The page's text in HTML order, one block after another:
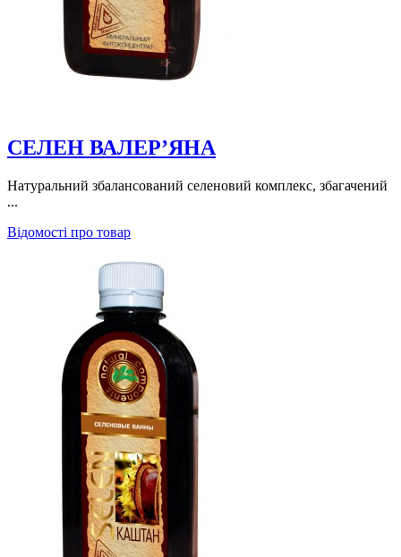
СЕЛЕН ВАЛЕР’ЯНА
Натуральний збалансований селеновий комплекс, збагачений
...
Відомості про товар